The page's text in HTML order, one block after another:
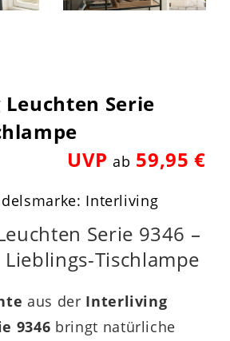
Serie
UVPab 59,95 €
Interliving
Serie 9346 –
Tischlampe
aus der Interliving
9346 bringt natürliche